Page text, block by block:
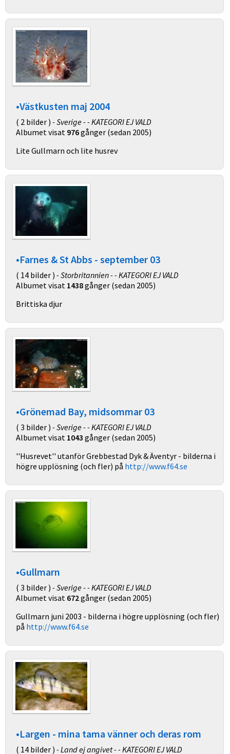
•Västkusten maj 2004
( 2 bilder ) - Sverige - - KATEGORI EJ VALD
Albumet visat 976gånger (sedan 2005)
Lite Gullmarn och lite husrev
•Farnes & St Abbs - september 03
( 14 bilder ) - Storbritannien - - KATEGORI EJ VALD
Albumet visat 1438gånger (sedan 2005)
Brittiska djur
•Grönemad Bay, midsommar 03
( 3 bilder ) - Sverige - - KATEGORI EJ VALD
Albumet visat 1043 gånger (sedan 2005)
''Husrevet'' utanför Grebbestad Dyk & Äventyr - bilderna i
högre upplösning (och fler) på http://www.f64.se
•Gullmarn
( 3 bilder ) - Sverige - - KATEGORI EJ VALD
Albumet visat 672gånger (sedan 2005)
Gullmarn juni 2003 - bilderna i högre upplösning (och fler)
på http://www.f64.se
•Largen - mina tama vänner och deras rom
( 14 bilder ) - Land ej angivet - - KATEGORI EJ VALD